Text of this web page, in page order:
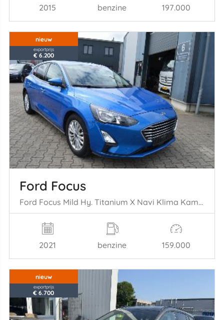
2015 benzine 197.000
nieuw
exportprijs
€ 6.200
Ford Focus
Ford Focus Mild Hy. Titanium X Navi Klima Kamera Pdc
2021 benzine 159.000
nieuw
exportprijs
€ 6.700